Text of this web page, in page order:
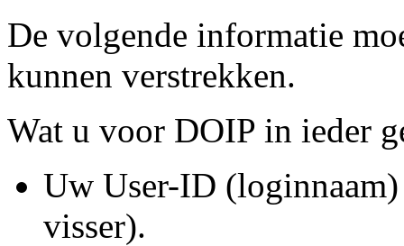
De volgende informatie
kunnen verstrekken.
Wat u voor DOIP in ieder
Uw User-ID
visser).